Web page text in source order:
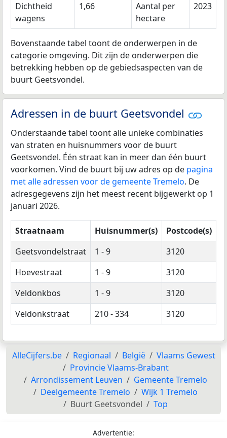
Dichtheid
wagens
1,66
Aantal per
hectare
2023
Bovenstaande tabel toont de onderwerpen in de
categorie omgeving. Dit zijn de onderwerpen die
betrekking hebben op de gebiedsaspecten van de
buurt Geetsvondel.
Adressen in de buurt Geetsvondel
Onderstaande tabel toont alle unieke combinaties
van straten en huisnummers voor de buurt
Geetsvondel. Één straat kan in meer dan één buurt
voorkomen. Vind de buurt bij uw adres op de pagina
met alle adressen voor de gemeente Tremelo. De
adresgegevens zijn het meest recent bijgewerkt op 1
januari 2026.
Straatnaam Huisnummer(s)
Postcode(s)
Geetsvondelstraat
1 - 9
3120
Hoevestraat
1 - 9
3120
Veldonkbos
1 - 9
3120
Veldonkstraat
210 - 334 3120
AlleCijfers.be Regionaal België
Vlaams Gewest
Provincie Vlaams-Brabant
Arrondissement Leuven
Gemeente Tremelo
Deelgemeente Tremelo
Wijk 1 Tremelo
Buurt Geetsvondel
Top
Advertentie: